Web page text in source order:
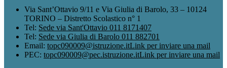
Via Sant’Ottavio 9/11 e Via Giulia di Barolo, 33 – 10124
TORINO – Distretto Scolastico n° 1
Tel: Sede via Sant'Ottavio 011 8171407
Tel: Sede via Giulia di Barolo 011 882701
Email: topc090009@istruzione.itLink per inviare una mail
PEC: topc090009@pec.istruzione.itLink per inviare una mail